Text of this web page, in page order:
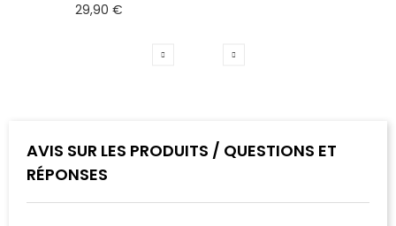
29,90 €
AVIS SUR LES PRODUITS / QUESTIONS ET
RÉPONSES